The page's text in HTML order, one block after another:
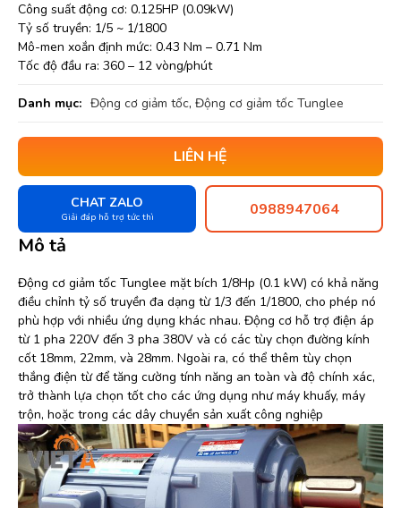
Công suất động cơ: 0.125HP (0.09kW)
Tỷ số truyền: 1/5 ~ 1/1800
Mô-men xoắn định mức: 0.43 Nm – 0.71 Nm
Tốc độ đầu ra: 360 – 12 vòng/phút
Danh mục: Động cơ giảm tốc, Động cơ giảm tốc Tunglee
LIÊN HỆ
CHAT ZALO
Giải đáp hỗ trợ tức thì 0988947064
Mô tả
Động cơ giảm tốc Tunglee mặt bích 1/8Hp (0.1 kW) có khả năng
điều chỉnh tỷ số truyền đa dạng từ 1/3 đến 1/1800, cho phép nó
phù hợp với nhiều ứng dụng khác nhau. Động cơ hỗ trợ điện áp
từ 1 pha 220V đến 3 pha 380V và có các tùy chọn đường kính
cốt 18mm, 22mm, và 28mm. Ngoài ra, có thể thêm tùy chọn
thắng điện từ để tăng cường tính năng an toàn và độ chính xác,
trở thành lựa chọn tốt cho các ứng dụng như máy khuấy, máy
trộn, hoặc trong các dây chuyền sản xuất công nghiệp​